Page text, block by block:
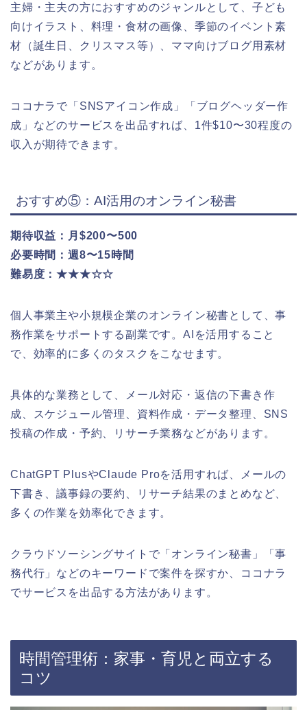
主婦・主夫の方におすすめのジャンルとして、子ども
向けイラスト、料理・食材の画像、季節のイベント素
材（誕生日、クリスマス等）、ママ向けブログ用素材
などがあります。
ココナラで「SNSアイコン作成」「ブログヘッダー作
成」などのサービスを出品すれば、1件$10〜30程度の
収入が期待できます。
おすすめ⑤：AI活用のオンライン秘書
期待収益：月$200〜500
必要時間：週8〜15時間
難易度：★★★☆☆
個人事業主や小規模企業のオンライン秘書として、事
務作業をサポートする副業です。AIを活用すること
で、効率的に多くのタスクをこなせます。
具体的な業務として、メール対応・返信の下書き作
成、スケジュール管理、資料作成・データ整理、SNS
投稿の作成・予約、リサーチ業務などがあります。
ChatGPT PlusやClaude Proを活用すれば、メールの
下書き、議事録の要約、リサーチ結果のまとめなど、
多くの作業を効率化できます。
クラウドソーシングサイトで「オンライン秘書」「事
務代行」などのキーワードで案件を探すか、ココナラ
でサービスを出品する方法があります。
時間管理術：家事・育児と両立する
コツ